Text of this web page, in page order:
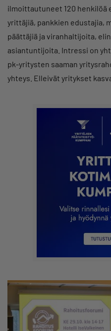
ilmoittautuneet 120 henkilöä
yrittäjiä, pankkien edustajia,
päättäjiä ja viranhaltijoita,
asiantuntijoita. Intressi on
pk-yritysten saaman
yhteys. Elleivät yritykset